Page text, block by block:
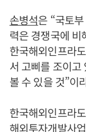
손병석은 “국토
력은 경쟁국에 비
한국해외인프라
서 고삐를 조이고
볼 수 있을 것”이
한국해외인프라
해외투자개발사